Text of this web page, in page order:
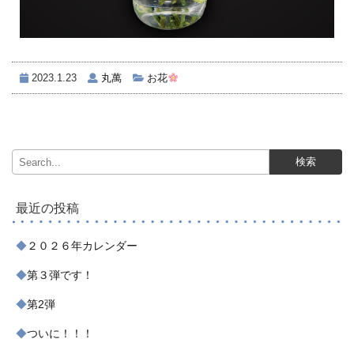
2023.1.23 丸萬 お花
最近の投稿
２０２６年カレンダー
第３弾です！
第2弾
ついに！！！